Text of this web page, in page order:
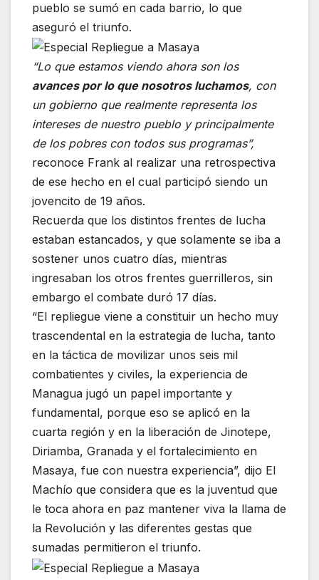
pueblo se sumó en cada barrio, lo que
aseguró el triunfo.
“Lo que estamos viendo ahora son los
avances por lo que nosotros luchamos, con
un gobierno que realmente representa los
intereses de nuestro pueblo y principalmente
de los pobres con todos sus programas”,
reconoce Frank al realizar una retrospectiva
de ese hecho en el cual participó siendo un
jovencito de 19 años.
Recuerda que los distintos frentes de lucha
estaban estancados, y que solamente se iba a
sostener unos cuatro días, mientras
ingresaban los otros frentes guerrilleros, sin
embargo el combate duró 17 días.
“El repliegue viene a constituir un hecho muy
trascendental en la estrategia de lucha, tanto
en la táctica de movilizar unos seis mil
combatientes y civiles, la experiencia de
Managua jugó un papel importante y
fundamental, porque eso se aplicó en la
cuarta región y en la liberación de Jinotepe,
Diriamba, Granada y el fortalecimiento en
Masaya, fue con nuestra experiencia”, dijo El
Machío que considera que es la juventud que
le toca ahora en paz mantener viva la llama de
la Revolución y las diferentes gestas que
sumadas permitieron el triunfo.